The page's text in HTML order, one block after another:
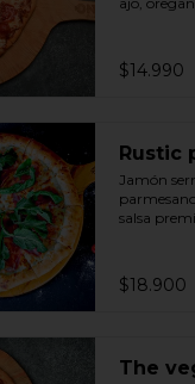
$14.990
Rustic
Jamón
salsa
$18.900
The